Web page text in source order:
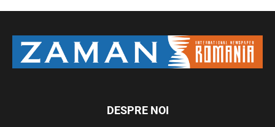
DESPRE NOI